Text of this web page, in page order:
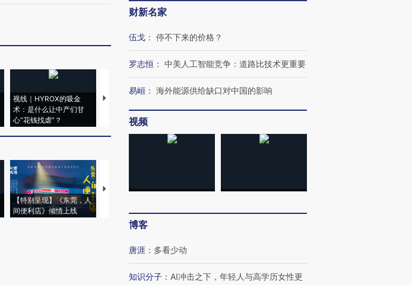
视线｜HYROX的吸金
术：是什么让中产们甘
心“花钱找虐”？
马航飞行员跨国走私7万
粒摇头丸 尿检体内含3种
度Z世代 用街头抗争将教
机”？难民潮撕裂西班牙
【特别呈现】《东莞，人
间便利店》倾情上线
【推广】走进第四届链博
有意思的生活方式·第三对
【商旅对话】华住集团
住三大增长引擎是什么？
财新名家
伍戈 ： 停不下来的价格？
罗志恒 ： 中美人工智能竞争：道路比技术更重要
易峘 ： 海外能源供给缺口对中国的影响
视频
博客
唐涯 ： 多看少动
知识分子 ： AI冲击之下，年轻人与高学历女性更